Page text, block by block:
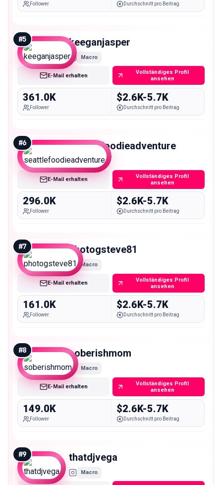
Follower Durchschnitt pro Beitrag
#5 keeganjasper
Macro
E-Mail erhalten
Vollständiges Profil
ansehen
361.0K
Follower
$2.6K-5.7K
Durchschnitt pro Beitrag
#6 seattlefoodieadventure
Macro
E-Mail erhalten
Vollständiges Profil
ansehen
296.0K
Follower
$2.6K-5.7K
Durchschnitt pro Beitrag
#7 photogsteve81
Macro
E-Mail erhalten
Vollständiges Profil
ansehen
161.0K
Follower
$2.6K-5.7K
Durchschnitt pro Beitrag
#8 soberishmom
Macro
E-Mail erhalten
Vollständiges Profil
ansehen
149.0K
Follower
$2.6K-5.7K
Durchschnitt pro Beitrag
#9 thatdjvega
Macro